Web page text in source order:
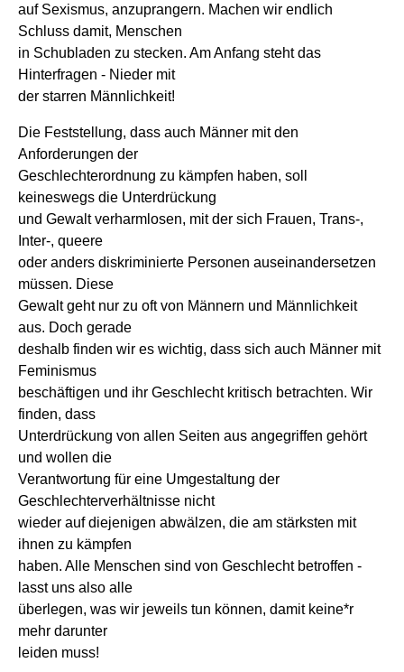
auf Sexismus, anzuprangern. Machen wir endlich
Schluss damit, Menschen
in Schubladen zu stecken. Am Anfang steht das
Hinterfragen - Nieder mit
der starren Männlichkeit!
Die Feststellung, dass auch Männer mit den
Anforderungen der
Geschlechterordnung zu kämpfen haben, soll
keineswegs die Unterdrückung
und Gewalt verharmlosen, mit der sich Frauen, Trans-,
Inter-, queere
oder anders diskriminierte Personen auseinandersetzen
müssen. Diese
Gewalt geht nur zu oft von Männern und Männlichkeit
aus. Doch gerade
deshalb finden wir es wichtig, dass sich auch Männer mit
Feminismus
beschäftigen und ihr Geschlecht kritisch betrachten. Wir
finden, dass
Unterdrückung von allen Seiten aus angegriffen gehört
und wollen die
Verantwortung für eine Umgestaltung der
Geschlechterverhältnisse nicht
wieder auf diejenigen abwälzen, die am stärksten mit
ihnen zu kämpfen
haben. Alle Menschen sind von Geschlecht betroffen -
lasst uns also alle
überlegen, was wir jeweils tun können, damit keine*r
mehr darunter
leiden muss!